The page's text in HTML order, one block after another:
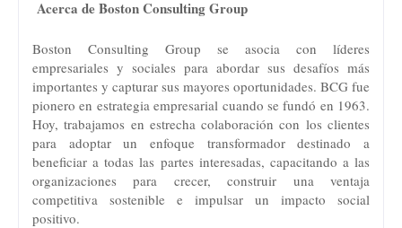
Acerca de Boston Consulting Group
Boston Consulting Group se asocia con líderes
empresariales y sociales para abordar sus desafíos más
importantes y capturar sus mayores oportunidades. BCG fue
pionero en estrategia empresarial cuando se fundó en 1963.
Hoy, trabajamos en estrecha colaboración con los clientes
para adoptar un enfoque transformador destinado a
beneficiar a todas las partes interesadas, capacitando a las
organizaciones para crecer, construir una ventaja
competitiva sostenible e impulsar un impacto social
positivo.